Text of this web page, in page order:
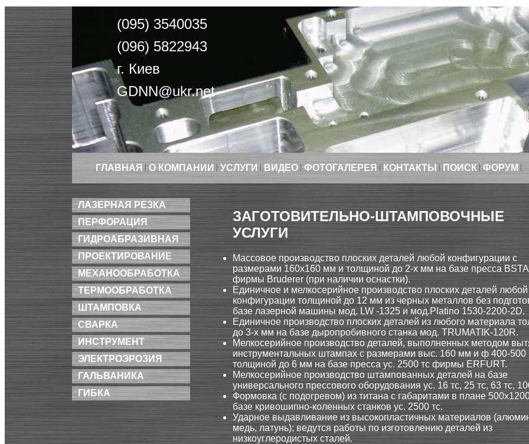
(095) 3540035
(096) 5822943
г. Киев
GDNN@ukr.net
ГЛАВНАЯ О КОМПАНИИ УСЛУГИ ВИДЕО ФОТОГАЛЕРЕЯ КОНТАКТЫ ПОИСК ФОРУМ
ЛАЗЕРНАЯ РЕЗКА
ПЕРФОРАЦИЯ
ГИДРОАБРАЗИВНАЯ
ПРОЕКТИРОВАНИЕ
МЕХАНООБРАБОТКА
ТЕРМООБРАБОТКА
ШТАМПОВКА
СВАРКА
ИНСТРУМЕНТ
ЭЛЕКТРОЭРОЗИЯ
ГАЛЬВАНИКА
ГИБКА
ЗАГОТОВИТЕЛЬНО-ШТАМПОВОЧНЫЕ
УСЛУГИ
Массовое производство плоских деталей любой конфигурации с
размерами 160x160 мм и толщиной до 2-х мм на базе пресса
фирмы Bruderer (при наличии оснастки).
Единичное и мелкосерийное производство плоских деталей любой
конфигурации толщиной до 12 мм из черных металлов без
базе лазерной машины мод. LW -1325 и мод.Platino 1530-2200-2D.
Единичное производство плоских деталей из любого материала
до 3-х мм на базе дыропробивного станка мод.TRUMATIK-120R.
Мелкосерийное производство деталей, выполненных методом
инструментальных штампах с размерами выc. 160 мм и ф 400-
толщиной до 6 мм на базе пресса ус. 2500 тс фирмы ERFURT.
Мелкосерийное производство штампованных деталей на базе
универсального прессового оборудования ус. 16 тс, 25 тс, 63 тс,
Формовка (с подогревом) из титана с габаритами в плане
базе кривошипно-коленных станков ус. 2500 тс.
Ударное выдавливание из высокопластичных материалов
медь, латунь); ведутся работы по изготовлению деталей из
низкоуглеродистых сталей.